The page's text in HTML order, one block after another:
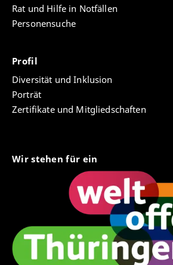
Rat und Hilfe in Notfällen
Personensuche
Profil
Diversität und Inklusion
Porträt
Zertifikate und Mitgliedschaften
Wir stehen für ein